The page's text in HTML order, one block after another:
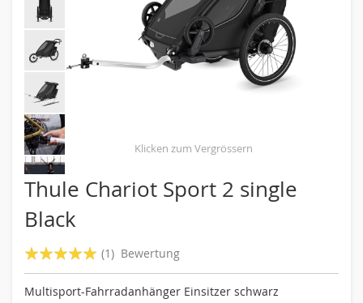
Skip
to
the
beginning
of
the
images
gallery
Thule Chariot Sport 2 single
Black
Bewertung:
100
% of100
(1) Bewertung
Multisport-Fahrradanhänger Einsitzer schwarz